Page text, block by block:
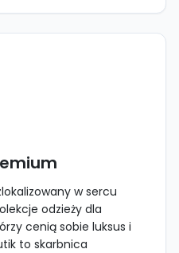
w sercu
odzieży dla
cenią sobie luksus i
to skarbnica